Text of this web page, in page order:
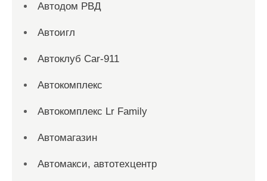
Автодом РВД
Автоигл
Автоклуб Car-911
Автокомплекс
Автокомплекс Lr Family
Автомагазин
Автомакси, автотехцентр